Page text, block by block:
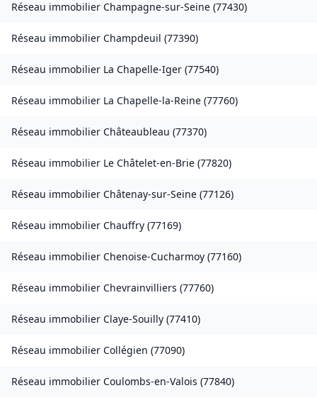
Réseau immobilier Champagne-sur-Seine (77430)
Réseau immobilier Champdeuil (77390)
Réseau immobilier La Chapelle-Iger (77540)
Réseau immobilier La Chapelle-la-Reine (77760)
Réseau immobilier Châteaubleau (77370)
Réseau immobilier Le Châtelet-en-Brie (77820)
Réseau immobilier Châtenay-sur-Seine (77126)
Réseau immobilier Chauffry (77169)
Réseau immobilier Chenoise-Cucharmoy (77160)
Réseau immobilier Chevrainvilliers (77760)
Réseau immobilier Claye-Souilly (77410)
Réseau immobilier Collégien (77090)
Réseau immobilier Coulombs-en-Valois (77840)